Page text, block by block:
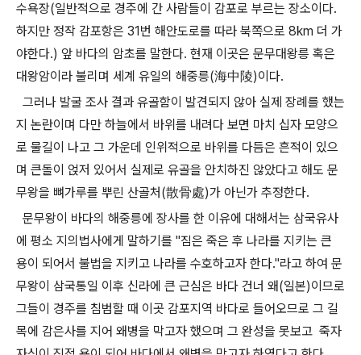
수욕장(일반적으로 경주에 간 사람들이 감포로 부르는 장소이다.
하지만 정작 감포항은 31번 해안도로를 따라 북쪽으로 8km 더 가
야한다.) 앞 바다의 암초를 말한다. 현재 이곳은 문무대왕릉 혹은
대왕암이라 불리며 세계 유일의 해중릉(海中陵)이다.
그러나 발굴 조사 결과 유골함이 발견되지 않아 실제 장례를 했는
지 논란이며 다만 하늘에서 바위를 내려다 보면 마치 십자 모양으
로 물길이 나고 그 가운데 인위적으로 바위를 다듬은 흔적이 있으
며 큰돌이 얹저 있어서 실제로 유골을 안치하진 않았다고 해도 문
무왕을 뼈가루를 뿌린 산골처(散骨處)가 아닌가 추정한다.
문무왕이 바다의 해중릉에 장사를 한 이유에 대해서는 삼국유사
에 평소 지의법사에게 말하기를 "짐은 죽은 후 나라를 지키는 큰
용이 되어서 불법을 지키고 나라를 수호하고자 한다."라고 하여 문
무왕이 삼국통일 이후 신라에 큰 근심은 바다 건너 왜(일본)이므로
그들이 경주를 침범할 때 이곳 감포지역 바다로 들어오므로 그 길
목에 감은사를 지어 왜병을 막고자 했으며 그 완성을 못보고 죽자